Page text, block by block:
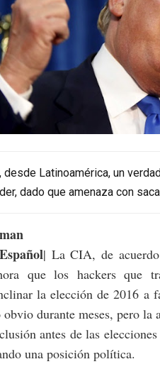
desde Latinoamérica, un
dado que amenaza con
| La CIA, de
que los hackers que
la elección de 2016 a
durante meses, pero la
antes de las
una posición política.